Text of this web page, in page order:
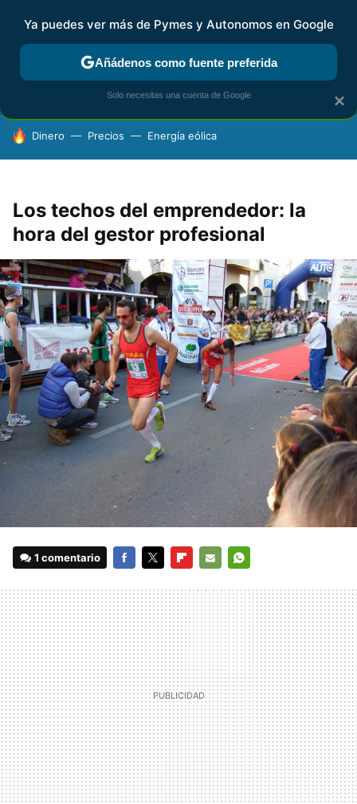
FISCALIDAD Y CONTABILIDAD KIT DIGITAL RENTA
HOY SE HABLA DE
Dinero Precios Energía eólica
Los techos del emprendedor: la
hora del gestor profesional
1 comentario
MAIL
×
Ya puedes ver más de Pymes y Autonomos en Google
Añádenos como fuente preferida
Solo necesitas una cuenta de Google